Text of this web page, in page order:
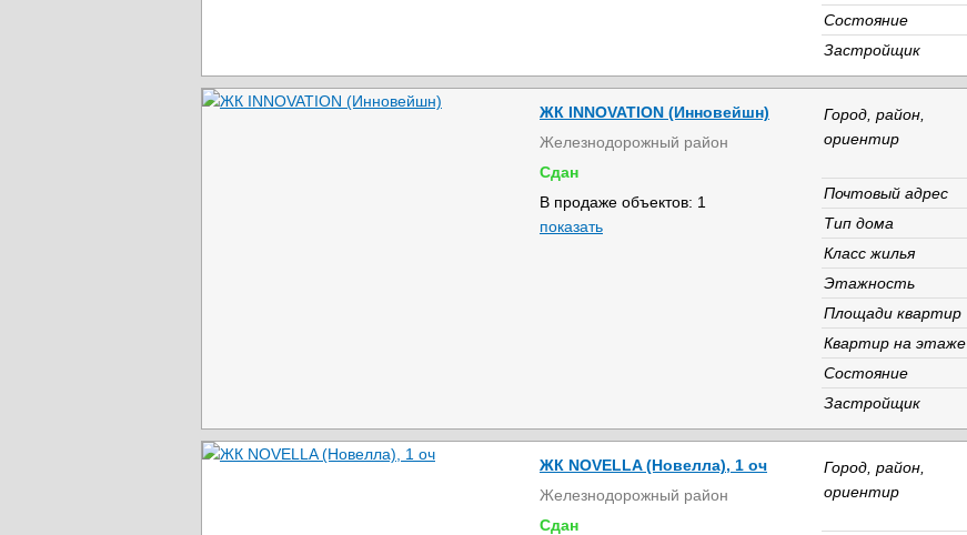
Состояние
Застройщик
ЖК INNOVATION (Инновейшн)
Железнодорожный район
Сдан
В продаже объектов: 1
показать
Город, район,
ориентир
Почтовый адрес
Тип дома
Класс жилья
Этажность
Площади квартир
Квартир на этаже
Состояние
Застройщик
ЖК NOVELLA (Новелла), 1 оч
Железнодорожный район
Сдан
Город, район,
ориентир